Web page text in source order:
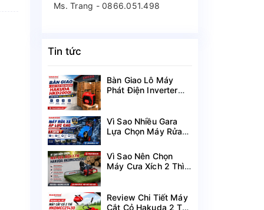
Ms. Trang - 0866.051.498
Tin tức
Bàn Giao Lô Máy
Phát Điện Inverter
Nắng Nóng
Vì Sao Nhiều Gara
Lựa Chọn Máy Rửa
MRXCAHKD7500?
Vì Sao Nên Chọn
Máy Cưa Xích 2 Thì
Review Chi Tiết Máy
Cắt Cỏ Hakuda 2 Thì